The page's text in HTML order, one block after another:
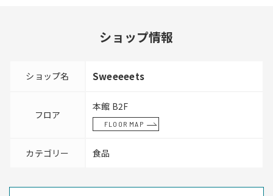
ショップ情報
ショップ名 Sweeeeets
フロア
本館 B2F
FLOOR MAP
カテゴリー 食品